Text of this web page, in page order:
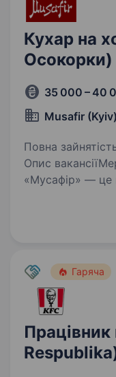
Кухар на
Осокорки)
35 000 – 40
Musafir (Kyiv)
Повна
Опис
«Мусафір» — це
Гаряча